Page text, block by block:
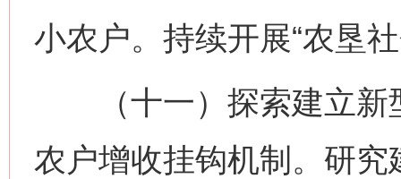
小农户。持续开展“农垦
（十一）探索建立新
农户增收挂钩机制。研